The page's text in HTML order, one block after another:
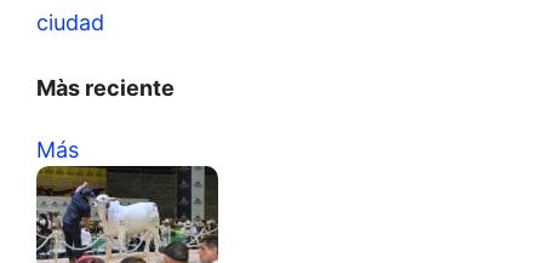
ciudad
Màs reciente
Más